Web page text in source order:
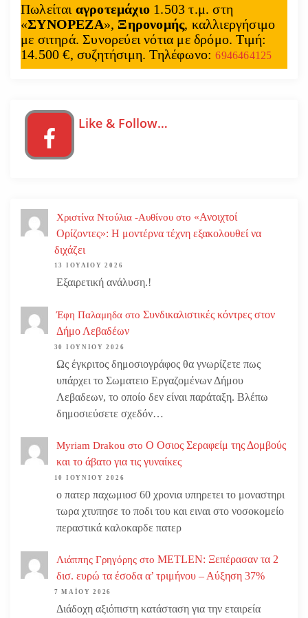
Πωλείται αγροτεμάχιο 1.503 τ.μ. στη
«ΣΥΝΟΡΕΖΑ», Ξηρονομής, καλλιεργήσιμο
με σιτηρά. Συνορεύει νότια με δρόμο. Τιμή:
14.500 €, συζητήσιμη. Τηλέφωνο:6946464125
Like & Follow…
Χριστίνα Ντούλια -Αυθίνου στο «Ανοιχτοί
Ορίζοντες»: Η μοντέρνα τέχνη εξακολουθεί να
διχάζει
13 ΙΟΥΛΊΟΥ 2026
Εξαιρετική ανάλυση.!
Έφη Παλαμηδα στο Συνδικαλιστικές κόντρες στον
Δήμο Λεβαδέων
30 ΙΟΥΝΊΟΥ 2026
Ως έγκριτος δημοσιογράφος θα γνωρίζετε πως
υπάρχει το Σωματειο Εργαζομένων Δήμου
Λεβαδεων, το οποίο δεν είναι παράταξη. Βλέπω
δημοσιεύσετε σχεδόν…
Myriam Drakou στο Ο Οσιος Σεραφείμ της Δομβούς
και το άβατο για τις γυναίκες
10 ΙΟΥΝΊΟΥ 2026
ο πατερ παχωμιοσ 60 χρονια υπηρετει το μοναστηρι
τωρα χτυπησε το ποδι του και ειναι στο νοσοκομείο
περαστικά καλοκαρδε πατερ
Λιάππης Γρηγόρης στο METLEN: Ξεπέρασαν τα 2
δισ. ευρώ τα έσοδα α’ τριμήνου – Αύξηση 37%
7 ΜΑΪ́ΟΥ 2026
Διάδοχη αξιόπιστη κατάσταση για την εταιρεία